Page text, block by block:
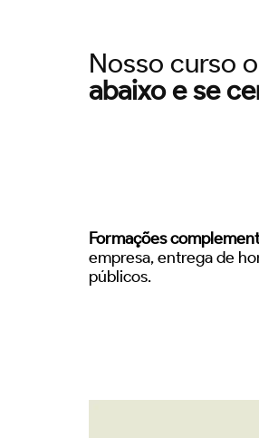
Nosso curso
abaixo e se
Formações
empresa, entrega de
públicos.